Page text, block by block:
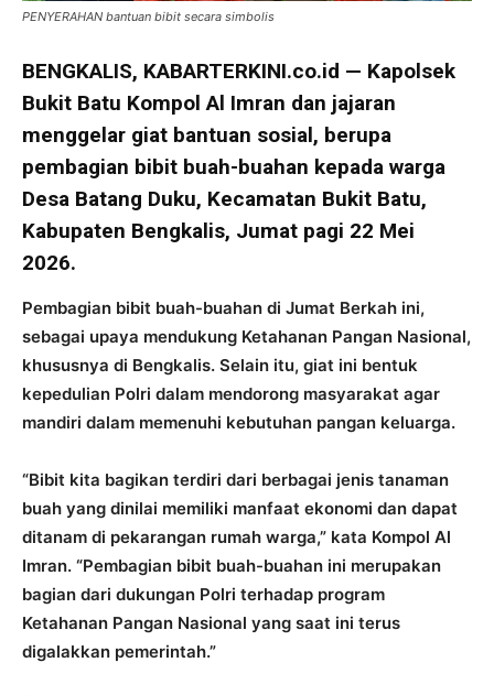
PENYERAHAN bantuan bibit secara simbolis
BENGKALIS, KABARTERKINI.co.id — Kapolsek
Bukit Batu Kompol Al Imran dan jajaran
menggelar giat bantuan sosial, berupa
pembagian bibit buah-buahan kepada warga
Desa Batang Duku, Kecamatan Bukit Batu,
Kabupaten Bengkalis, Jumat pagi 22 Mei
2026.
Pembagian bibit buah-buahan di Jumat Berkah ini,
sebagai upaya mendukung Ketahanan Pangan Nasional,
khususnya di Bengkalis. Selain itu, giat ini bentuk
kepedulian Polri dalam mendorong masyarakat agar
mandiri dalam memenuhi kebutuhan pangan keluarga.
“Bibit kita bagikan terdiri dari berbagai jenis tanaman
buah yang dinilai memiliki manfaat ekonomi dan dapat
ditanam di pekarangan rumah warga,” kata Kompol Al
Imran. “Pembagian bibit buah-buahan ini merupakan
bagian dari dukungan Polri terhadap program
Ketahanan Pangan Nasional yang saat ini terus
digalakkan pemerintah.”